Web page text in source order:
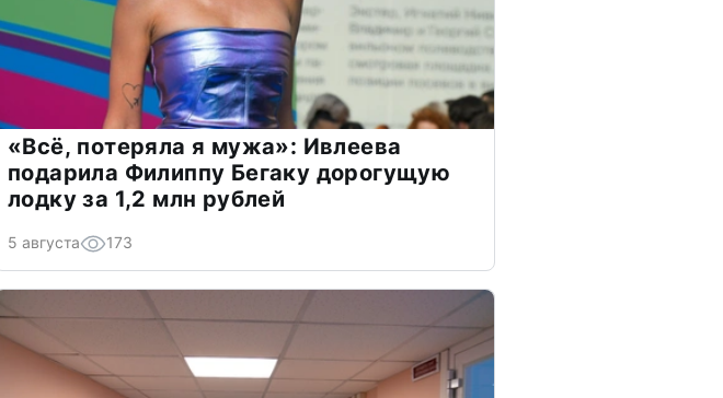
«Всё, потеряла я мужа»: Ивлеева
подарила Филиппу Бегаку дорогущую
лодку за 1,2 млн рублей
5 августа 173